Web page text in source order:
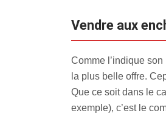
Vendre aux
Comme l’indique
la plus belle offre.
Que ce soit dans le
exemple), c’est le